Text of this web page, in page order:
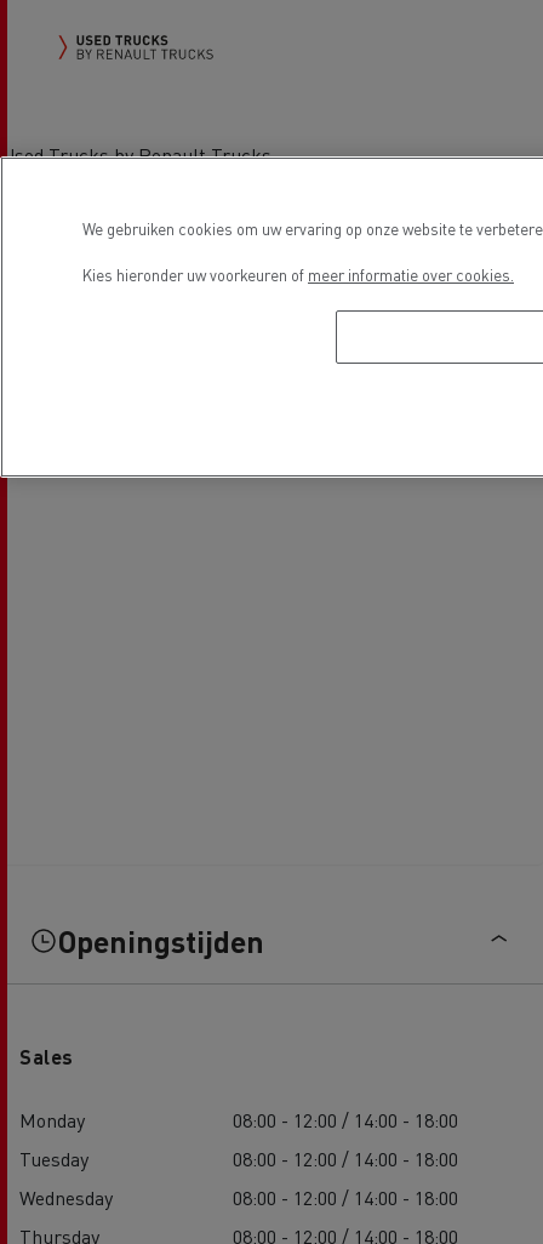
Used Trucks by Renault Trucks
Locatie
Openingstijden
Sales
Monday
08:00 - 12:00 / 14:00 - 18:00
Tuesday
08:00 - 12:00 / 14:00 - 18:00
Wednesday
08:00 - 12:00 / 14:00 - 18:00
Thursday
08:00 - 12:00 / 14:00 - 18:00
We gebruiken cookies om uw ervaring op onze website te
Kies hieronder uw voorkeuren of meer informatie over cookies.